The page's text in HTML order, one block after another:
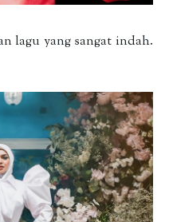
lagu yang sangat indah.